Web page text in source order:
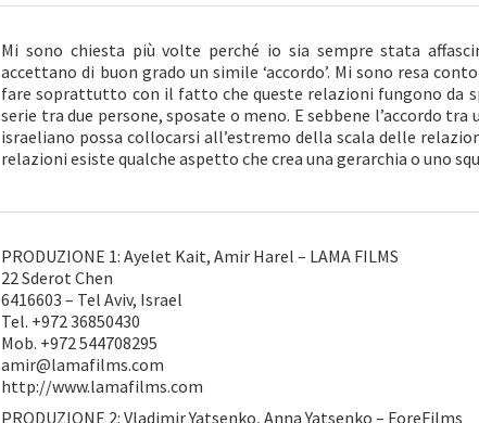
Mi sono chiesta più volte perché io sia sempre stata
accettano di buon grado un simile ‘accordo’. Mi sono resa
fare soprattutto con il fatto che queste relazioni fungono da
serie tra due persone, sposate o meno. E sebbene l’accordo tra
israeliano possa collocarsi all’estremo della scala delle
relazioni esiste qualche aspetto che crea una gerarchia o uno
PRODUZIONE 1: Ayelet Kait, Amir Harel – LAMA FILMS
22 Sderot Chen
6416603 – Tel Aviv, Israel
Tel. +972 36850430
Mob. +972 544708295
amir@lamafilms.com
http://www.lamafilms.com
PRODUZIONE 2: Vladimir Yatsenko, Anna Yatsenko – ForeFilms